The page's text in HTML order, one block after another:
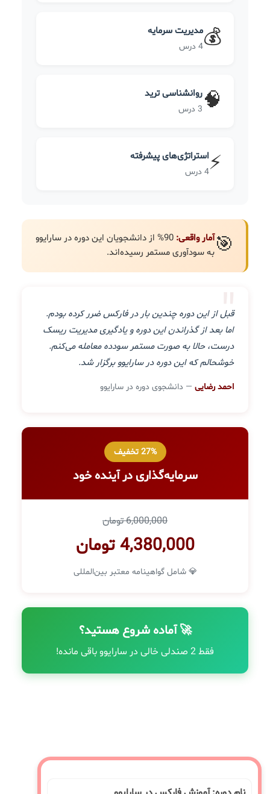
💰مدیریت سرمایه
4 درس
🧠روانشناسی ترید
3 درس
⚡استراتژی‌های پیشرفته
4 درس
🎯آمار واقعی:
90% از دانشجویان این دوره در سارایوو
به سودآوری مستمر رسیده‌اند.
"
قبل از این دوره چندین بار در فارکس ضرر کرده بودم.
اما بعد از گذراندن این دوره و یادگیری مدیریت ریسک
درست، حالا به صورت مستمر سودده معامله می‌کنم.
خوشحالم که این دوره در سارایوو برگزار شد.
احمد رضایی — دانشجوی دوره در سارایوو
27% تخفیف
سرمایه‌گذاری در آینده خود
6,000,000 تومان
4,380,000 تومان
💎 شامل گواهینامه معتبر بین‌المللی
🚀 آماده شروع هستید؟
فقط 2 صندلی خالی در سارایوو باقی مانده!